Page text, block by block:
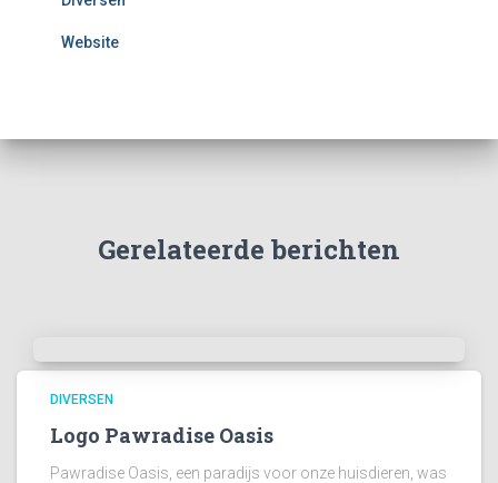
Website
Gerelateerde berichten
DIVERSEN
Logo Pawradise Oasis
Pawradise Oasis, een paradijs voor onze huisdieren, was